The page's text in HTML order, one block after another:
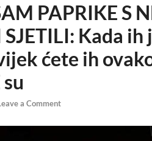
PAPRIKE S
Kada
ćete ih
a Comment